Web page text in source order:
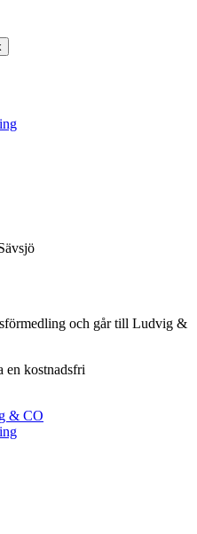
och går till Ludvig &
en kostnadsfri
& CO